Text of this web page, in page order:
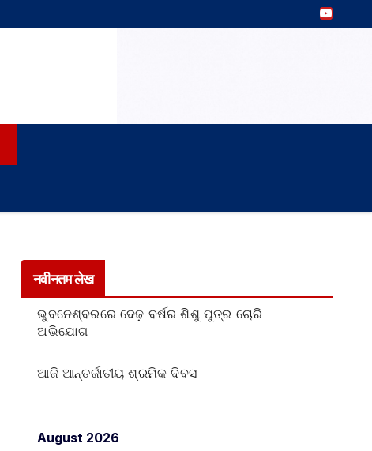
नवीनतम लेख
ଭୁବନେଶ୍ବରରେ ଦେଢ଼ ବର୍ଷର ଶିଶୁ ପୁତ୍ର ଚୋରି
ଅଭିଯୋଗ
ଆଜି ଆନ୍ତର୍ଜାତୀୟ ଶ୍ରମିକ ଦିବସ
August 2026